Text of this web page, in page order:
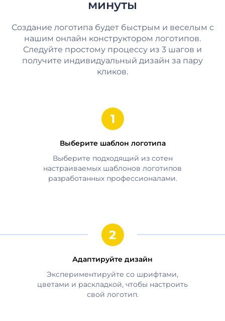
минуты
Создание логотипа будет быстрым и веселым с
нашим онлайн конструктором логотипов.
Следуйте простому процессу из 3 шагов и
получите индивидуальный дизайн за пару
кликов.
Выберите шаблон логотипа
Выберите подходящий из сотен
настраиваемых шаблонов логотипов
разработанных профессионалами.
Адаптируйте дизайн
Экспериментируйте со шрифтами,
цветами и раскладкой, чтобы настроить
свой логотип.